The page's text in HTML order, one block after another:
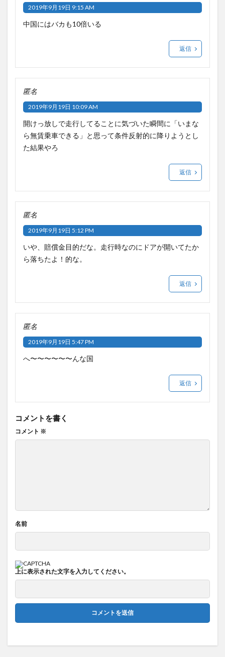
2019年9月19日 9:15 AM
中国にはバカも10倍いる
返信
匿名
2019年9月19日 10:09 AM
開けっ放しで走行してることに気づいた瞬間に「いまな
ら無賃乗車できる」と思って条件反射的に降りようとし
た結果やろ
返信
匿名
2019年9月19日 5:12 PM
いや、賠償金目的だな。走行時なのにドアが開いてたか
ら落ちたよ！的な。
返信
匿名
2019年9月19日 5:47 PM
へ〜〜〜〜〜〜んな国
返信
コメントを書く
コメント ※
名前
上に表示された文字を入力してください。